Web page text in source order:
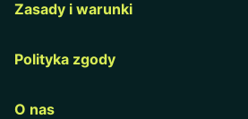
Zasady i warunki
Polityka zgody
O nas